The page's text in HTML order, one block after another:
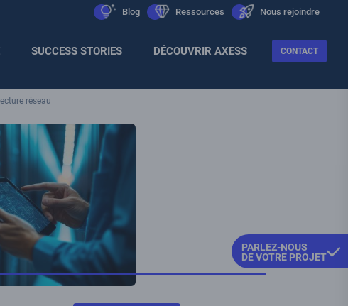
Blog
icon Ressources
icon Nous rejoindre
icon
SUCCESS STORIES DÉCOUVRIR AXESS CONTACT
réseau
PARLEZ-NOUS
DE VOTRE PROJET